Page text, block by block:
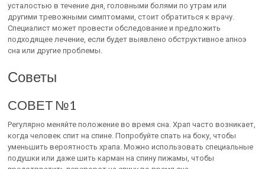
усталостью в течение дня, головными болями по утрам или
другими тревожными симптомами, стоит обратиться к врачу.
Специалист может провести обследование и предложить
подходящее лечение, если будет выявлено обструктивное апноэ
сна или другие проблемы.
Советы
СОВЕТ №1
Регулярно меняйте положение во время сна. Храп часто возникает,
когда человек спит на спине. Попробуйте спать на боку, чтобы
уменьшить вероятность храпа. Можно использовать специальные
подушки или даже шить карман на спину пижамы, чтобы